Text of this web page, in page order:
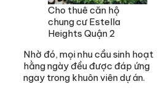
Cho thuê căn hộ
chung cư Estella
Heights Quận 2
Nhờ đó, mọi nhu cầu sinh hoạt
hằng ngày đều được đáp ứng
ngay trong khuôn viên dự án.